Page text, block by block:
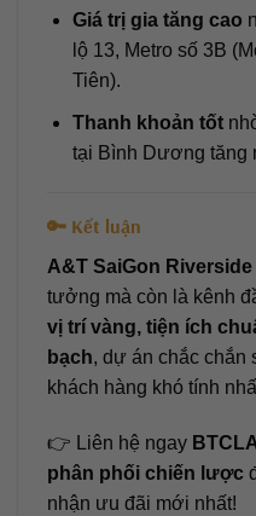
Giá trị gia tăng cao
lộ 13, Metro số 3B
Tiên).
Thanh khoản tốt
tại Bình Dương tăng
🔑 Kết luận
A&T SaiGon Riverside
tưởng mà còn là kênh
vị trí vàng, tiện ích
bạch, dự án chắc chắn
khách hàng khó tính
👉 Liên hệ ngay
phân phối chiến lược
nhận ưu đãi mới nhất!